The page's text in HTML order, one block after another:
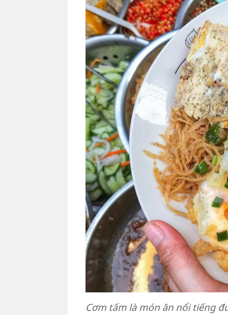
Cơm tấm là món ăn nổi tiếng